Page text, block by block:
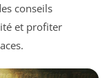
conseils
et profiter